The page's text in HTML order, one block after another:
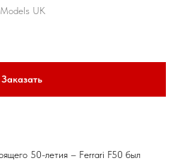
UK
Заказать
50-летия – Ferrari F50 был